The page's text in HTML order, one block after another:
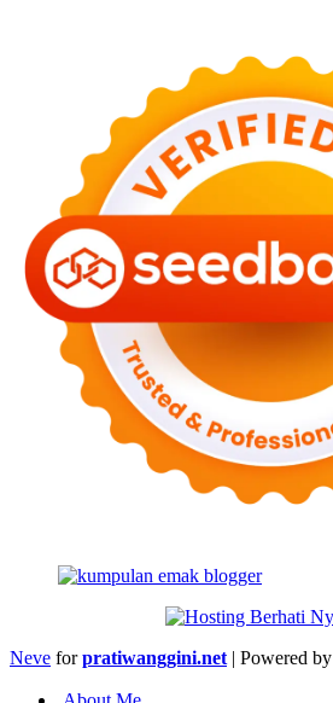
Neve forpratiwanggini.net | Powered by